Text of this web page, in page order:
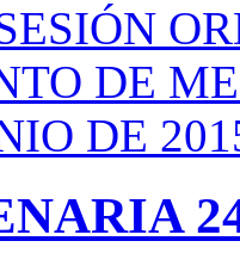
DE
DE